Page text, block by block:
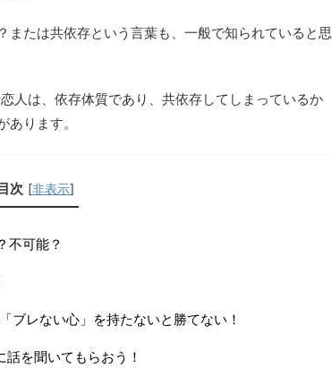
たは共依存という言葉も、一般で知られていると思
人は、依存体質であり、共依存してしまっているか
ります。
次 [非表示]
不可能？
ブレない心」を持たないと勝てない！
を聞いてもらおう！